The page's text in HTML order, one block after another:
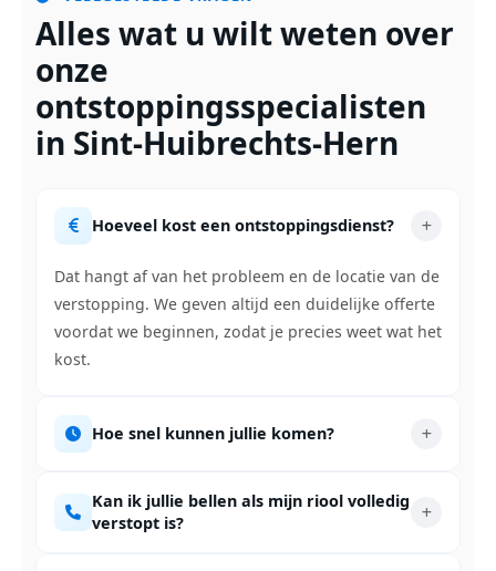
Alles wat u wilt weten over
onze
ontstoppingsspecialisten
in Sint-Huibrechts-Hern
Hoeveel kost een ontstoppingsdienst?
Dat hangt af van het probleem en de locatie van de
verstopping. We geven altijd een duidelijke offerte
voordat we beginnen, zodat je precies weet wat het
kost.
Hoe snel kunnen jullie komen?
Kan ik jullie bellen als mijn riool volledig
verstopt is?